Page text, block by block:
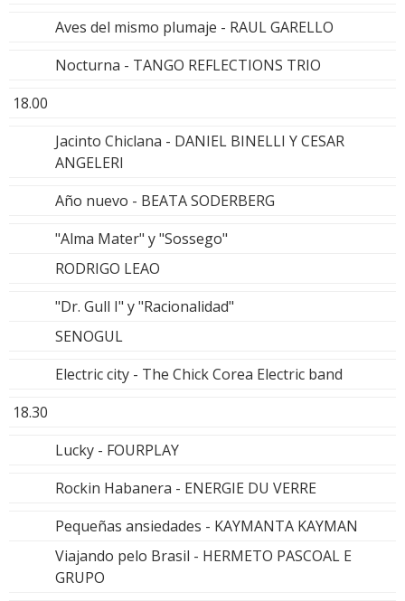
Aves del mismo plumaje - RAUL GARELLO
Nocturna - TANGO REFLECTIONS TRIO
18.00
Jacinto Chiclana - DANIEL BINELLI Y CESAR
ANGELERI
Año nuevo - BEATA SODERBERG
"Alma Mater" y "Sossego"
RODRIGO LEAO
"Dr. Gull I" y "Racionalidad"
SENOGUL
Electric city - The Chick Corea Electric band
18.30
Lucky - FOURPLAY
Rockin Habanera - ENERGIE DU VERRE
Pequeñas ansiedades - KAYMANTA KAYMAN
Viajando pelo Brasil - HERMETO PASCOAL E
GRUPO